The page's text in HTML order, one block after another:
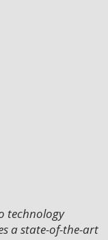
technology
a state-of-the-art